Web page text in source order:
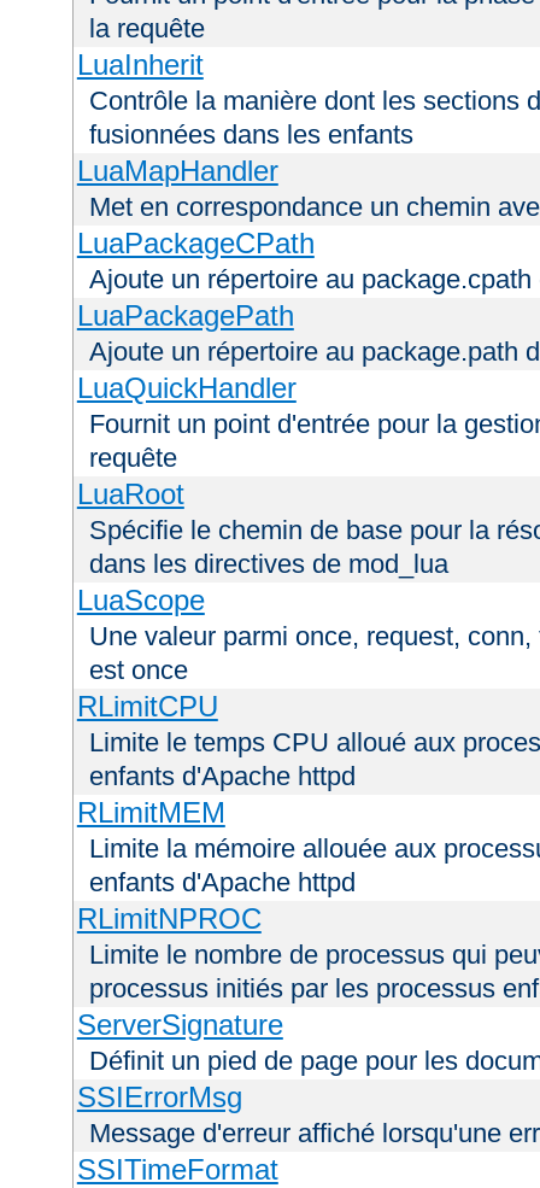
la requête
LuaInherit
Contrôle la manière dont les sections
fusionnées dans les enfants
LuaMapHandler
Met en correspondance un chemin
LuaPackageCPath
Ajoute un répertoire au package.cpath
LuaPackagePath
Ajoute un répertoire au package.path
LuaQuickHandler
Fournit un point d'entrée pour la
requête
LuaRoot
Spécifie le chemin de base pour la
dans les directives de mod_lua
LuaScope
Une valeur parmi once, request,
est once
RLimitCPU
Limite le temps CPU alloué aux
enfants d'Apache httpd
RLimitMEM
Limite la mémoire allouée aux
enfants d'Apache httpd
RLimitNPROC
Limite le nombre de processus qui
processus initiés par les processus
ServerSignature
Définit un pied de page pour les
SSIErrorMsg
Message d'erreur affiché lorsqu'une
SSITimeFormat